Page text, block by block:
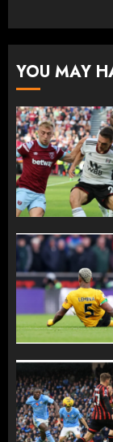
YOU MAY